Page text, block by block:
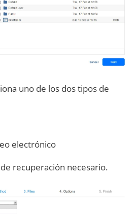
uno de los dos tipos de
electrónico
recuperación necesario.